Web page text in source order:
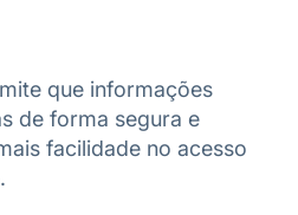
que informações
de forma segura e
facilidade no acesso